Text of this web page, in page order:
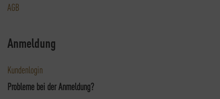
AGB
Anmeldung
Kundenlogin
Probleme bei der Anmeldung?